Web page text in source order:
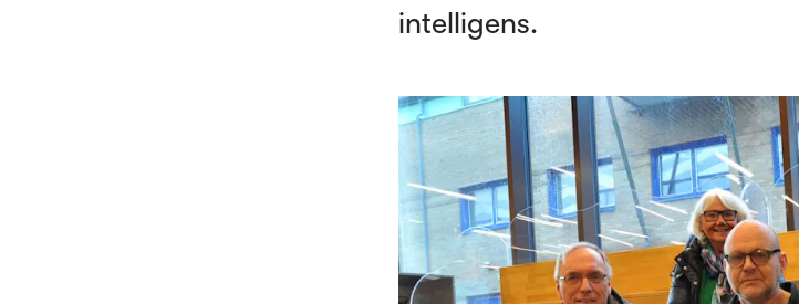
intelligens.